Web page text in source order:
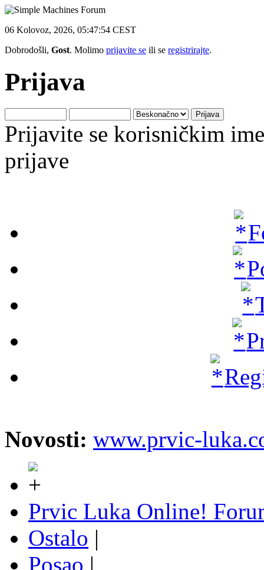
06 Kolovoz, 2026, 05:47:54 CEST
Dobrodošli, Gost. Molimo prijavite se ili se registrirajte.
Prijava
Prijavite se korisničkim
prijave
Novosti: www.prvic-
Prvic Luka Online!
Ostalo |
Posao |